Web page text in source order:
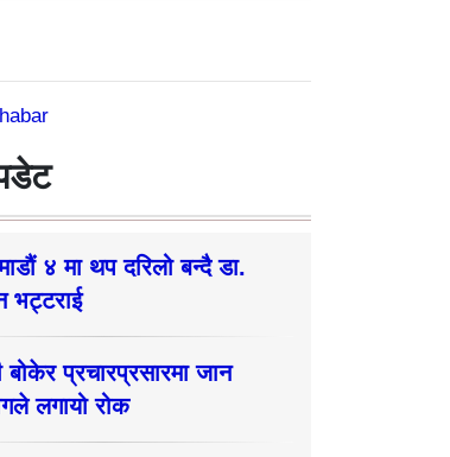
४ मा थप दरिलो बन्दै डा.
भट्टराई
बोकेर प्रचारप्रसारमा जान
लगायो रोक